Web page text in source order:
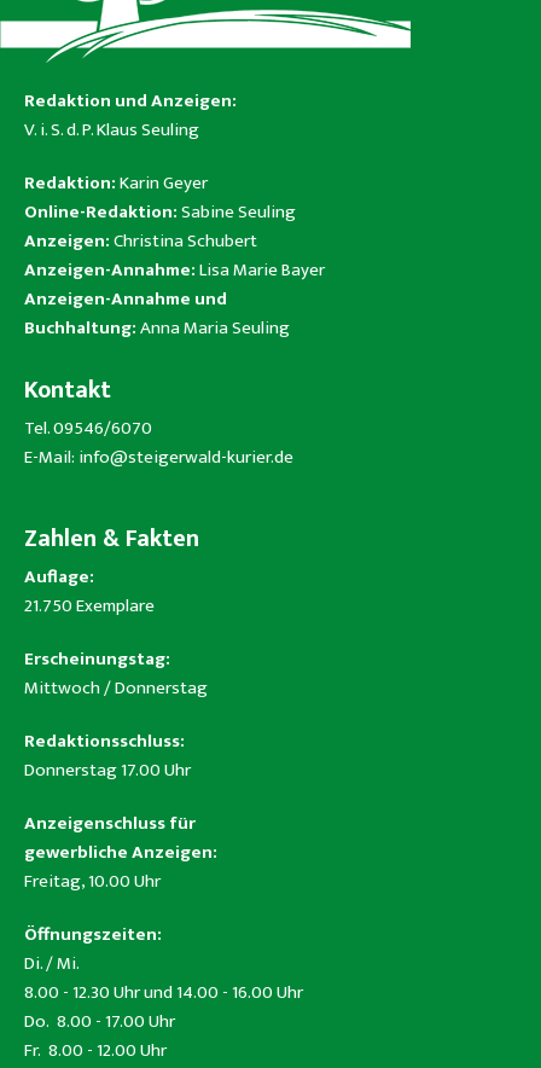
Redaktion und Anzeigen:
V. i. S. d. P. Klaus Seuling
Redaktion:Karin Geyer
Online-Redaktion:Sabine Seuling
Anzeigen:Christina Schubert
Anzeigen-Annahme:Lisa Marie Bayer
Anzeigen-Annahme und
Buchhaltung:Anna Maria Seuling
Kontakt
Tel. 09546/6070
E-Mail: info@steigerwald-kurier.de
Zahlen & Fakten
Auflage:
21.750 Exemplare
Erscheinungstag:
Mittwoch / Donnerstag
Redaktionsschluss:
Donnerstag 17.00 Uhr
Anzeigenschluss für
gewerbliche Anzeigen:
Freitag, 10.00 Uhr
Öffnungszeiten:
Di. / Mi.
8.00 - 12.30 Uhr und 14.00 - 16.00 Uhr
Do. 8.00 - 17.00 Uhr
Fr. 8.00 - 12.00 Uhr